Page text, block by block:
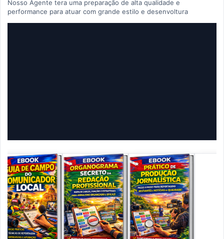
Nosso Agente tera uma preparação de alta qualidade e
performance para atuar com grande estilo e desenvoltura